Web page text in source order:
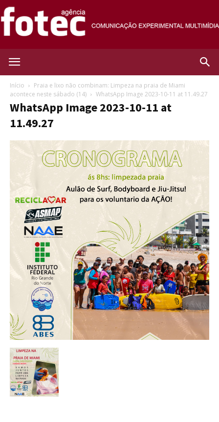
Fotec
Início
Praia e lixo não combinam: Limpeza na praia de Miami
acontece neste sábado (14)
WhatsApp Image 2023-10-11 at 11.49.27
WhatsApp Image 2023-10-11 at
11.49.27